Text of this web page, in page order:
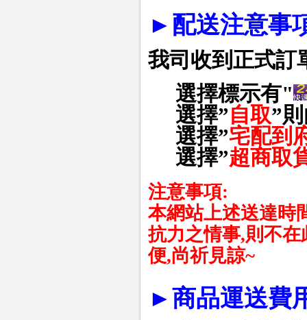
► 配送注意事
我司收到正式訂
選擇標示有"
選擇”自取”
選擇”宅配到
選擇”超商取
注意事項:
本網站上述送達時
抗力之情事,則不在
便,尚祈見諒~
►商品運送費